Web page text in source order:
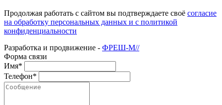
Продолжая работать с сайтом вы подтверждаете своё согласие
на обработку персональных данных и с политикой
конфиденциальности
Разработка и продвижение - ФРЕШ-М//
Форма связи
Имя*
Телефон*